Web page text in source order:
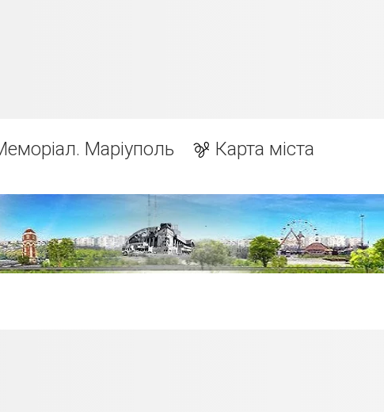
Маріуполь Карта міста